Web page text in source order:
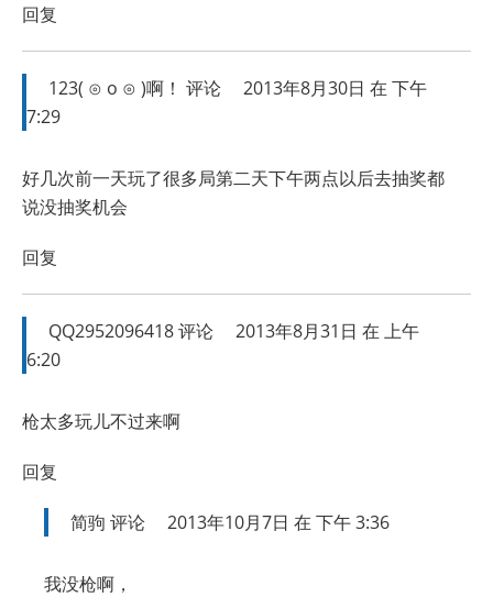
回复
123( ⊙ o ⊙ )啊！ 评论
2013年8月30日 在 下午
7:29
好几次前一天玩了很多局第二天下午两点以后去抽奖都
说没抽奖机会
回复
QQ2952096418评论
2013年8月31日 在 上午
6:20
枪太多玩儿不过来啊
回复
简驹 评论 2013年10月7日 在 下午 3:36
我没枪啊，